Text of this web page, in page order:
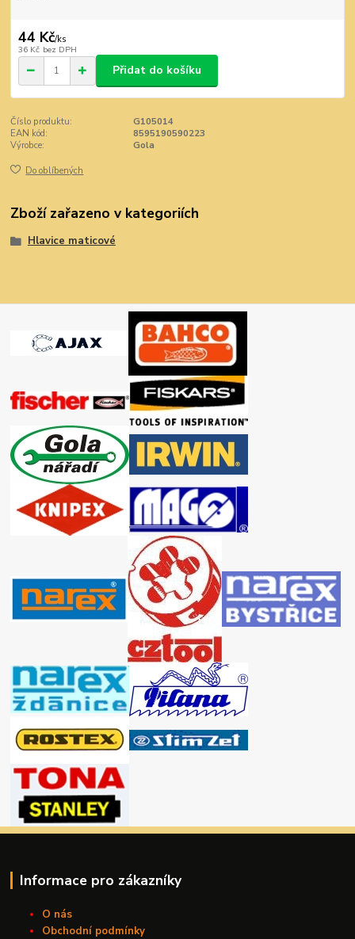
44 Kč/ks
36 Kč bez DPH
Přidat do košíku
Číslo produktu:
G105014
EAN kód:
8595190590223
Výrobce:
Gola
Do oblíbených
Zboží zařazeno v kategoriích
Hlavice maticové
Informace pro zákazníky
O nás
Obchodní podmínky